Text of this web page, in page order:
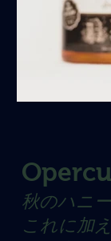
秋のハニ
これに加